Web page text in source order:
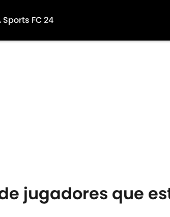
Sports FC 24
jugadores que